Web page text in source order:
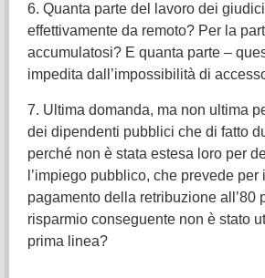
6. Quanta parte del lavoro dei
effettivamente da remoto? Per la
accumulatosi? E quanta parte –
impedita dall’impossibilità di
7. Ultima domanda, ma non ultima
dei dipendenti pubblici che di fatto
perché non è stata estesa loro per
l’impiego pubblico, che prevede
pagamento della retribuzione all’80
risparmio conseguente non è stato
prima linea?